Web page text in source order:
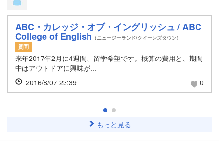
ABC・カレッジ・オブ・イングリッシュ / ABC
College of English （ニュージーランド/クイーンズタウン）
質問
来年2017年2月に4週間、留学希望です。概算の費用と、期間
中はアウトドアに興味が...
2016/8/07 23:39
0
もっと見る